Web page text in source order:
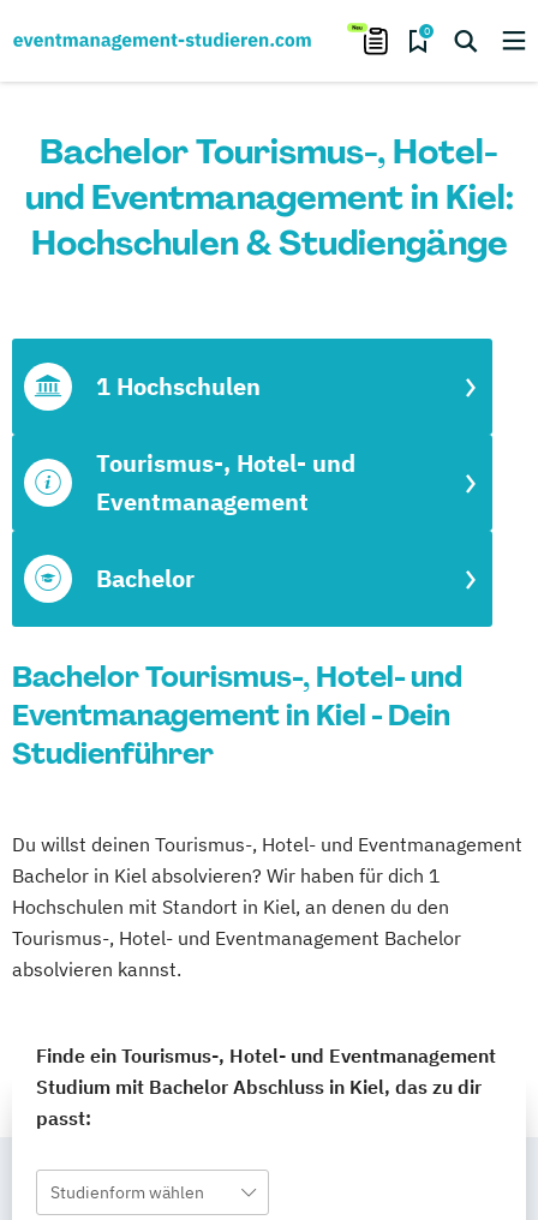
0
Bachelor Tourismus-, Hotel-
und Eventmanagement in Kiel:
Hochschulen & Studiengänge
Bachelor
Tourismus-, Hotel- und
Eventmanagement
1 Hochschulen
Bachelor Tourismus-, Hotel- und
Eventmanagement in Kiel - Dein
Studienführer
Du willst deinen Tourismus-, Hotel- und Eventmanagement
Bachelor in Kiel absolvieren? Wir haben für dich 1
Hochschulen mit Standort in Kiel, an denen du den
Tourismus-, Hotel- und Eventmanagement Bachelor
absolvieren kannst.
Finde ein Tourismus-, Hotel- und Eventmanagement
Studium mit Bachelor Abschluss in Kiel, das zu dir
passt:
Studienform wählen